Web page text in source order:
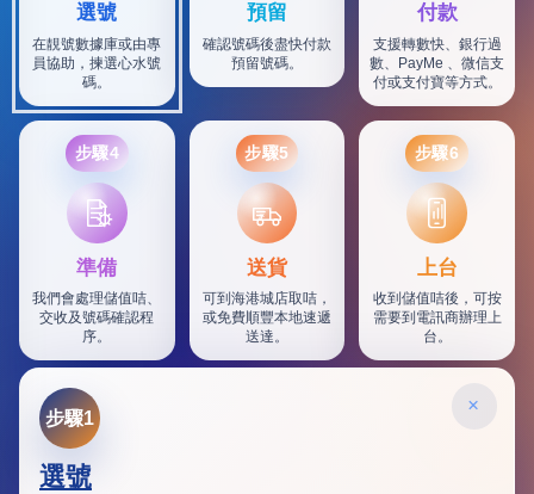
選號
在靚號數據庫或由專
員協助，揀選心水號
碼。
預留
確認號碼後盡快付款
預留號碼。
付款
支援轉數快、銀行過
數、PayMe 、微信支
付或支付寶等方式。
步驟4
準備
我們會處理儲值咭、
交收及號碼確認程
序。
步驟5
SF
送貨
可到海港城店取咭，
或免費順豐本地速遞
送達。
步驟6
上台
收到儲值咭後，可按
需要到電訊商辦理上
台。
×
步驟1
選號